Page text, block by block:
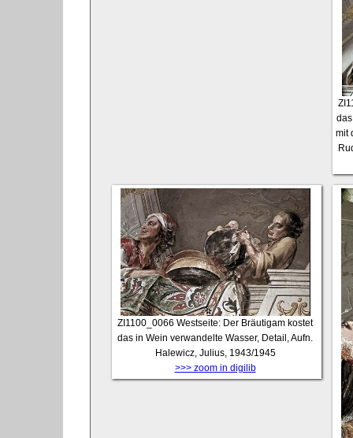
mit
ZI1100_0066 Westseite: Der Bräutigam kostet
das in Wein verwandelte Wasser, Detail, Aufn.
Halewicz, Julius, 1943/1945
>>> zoom in digilib